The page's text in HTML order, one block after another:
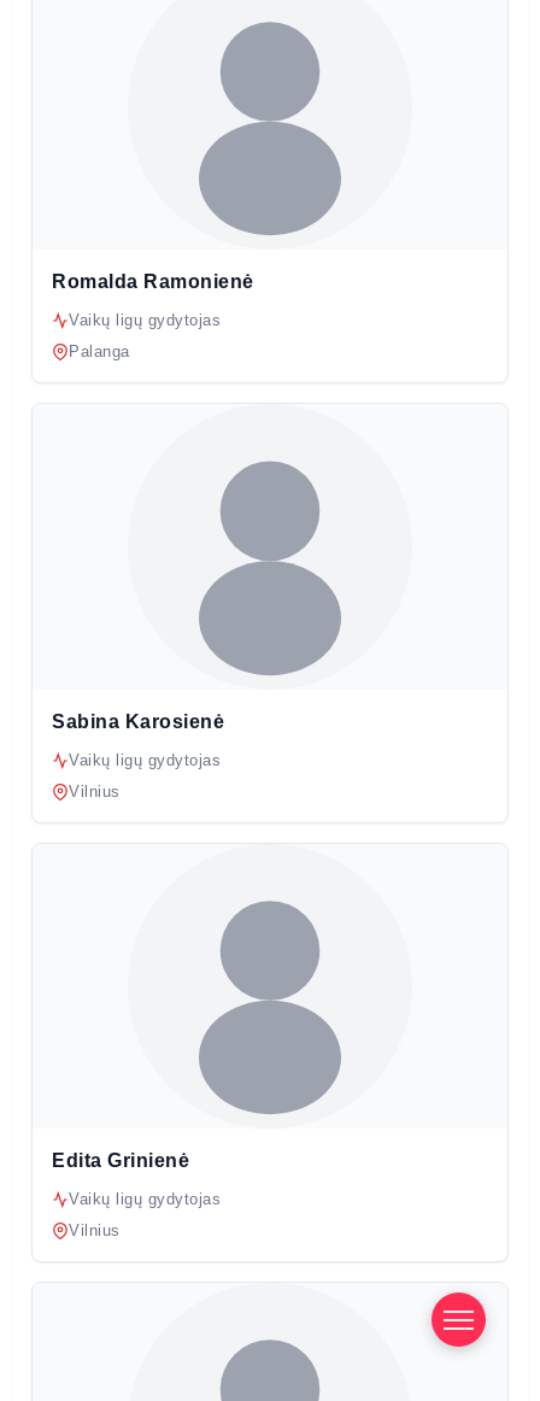
Romalda Ramonienė
Vaikų ligų gydytojas
Palanga
Sabina Karosienė
Vaikų ligų gydytojas
Vilnius
Edita Grinienė
Vaikų ligų gydytojas
Vilnius